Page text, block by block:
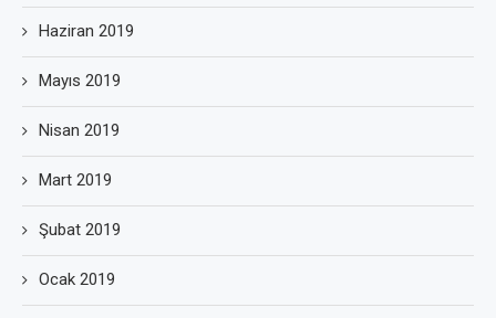
Haziran 2019
Mayıs 2019
Nisan 2019
Mart 2019
Şubat 2019
Ocak 2019